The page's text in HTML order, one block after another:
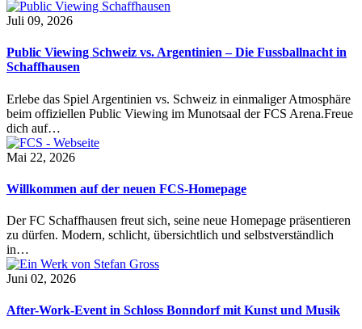
Juli 09, 2026
Public Viewing Schweiz vs. Argentinien – Die Fussballnacht in
Schaffhausen
Erlebe das Spiel Argentinien vs. Schweiz in einmaliger Atmosphäre
beim offiziellen Public Viewing im Munotsaal der FCS Arena.Freue
dich auf…
Mai 22, 2026
Willkommen auf der neuen FCS-Homepage
Der FC Schaffhausen freut sich, seine neue Homepage präsentieren
zu dürfen. Modern, schlicht, übersichtlich und selbstverständlich
in…
Juni 02, 2026
After-Work-Event in Schloss Bonndorf mit Kunst und Musik